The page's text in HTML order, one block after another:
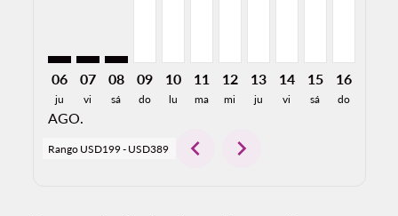
06
ju
AGO.
07
vi
08
sá
09
do
10
lu
11
ma
12
mi
13
ju
14
vi
15
sá
16
do
Rango USD199- USD389 chevron_left chevron_right